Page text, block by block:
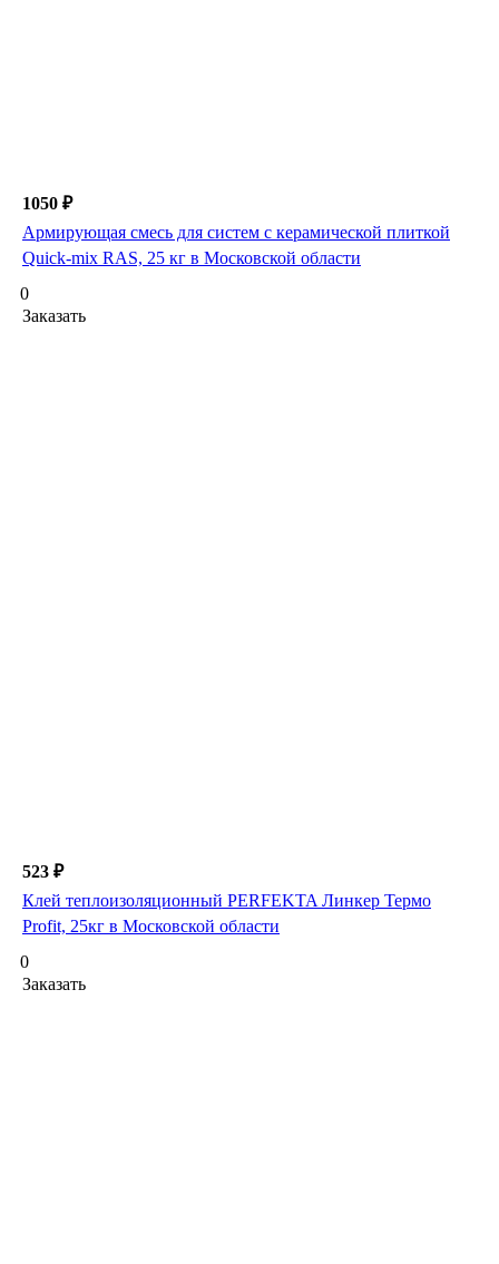
1050 ₽
Армирующая смесь для систем с керамической плиткой
Quick-mix RAS, 25 кг в Московской области
0
Заказать
523 ₽
Клей теплоизоляционный PERFEKTA Линкер Термо
Profit, 25кг в Московской области
0
Заказать